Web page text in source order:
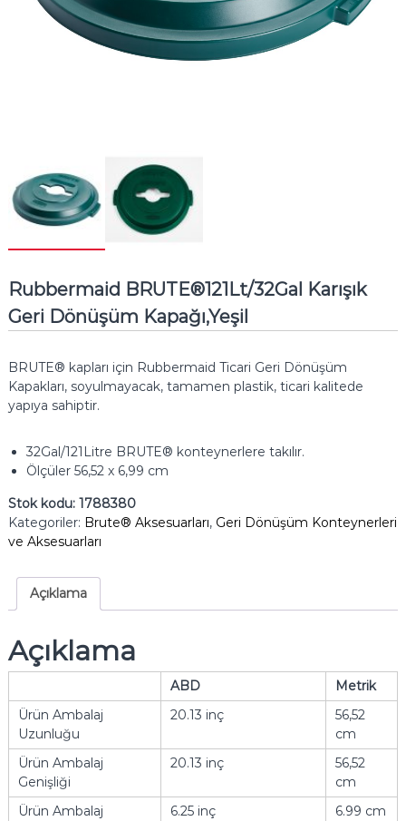
Rubbermaid BRUTE®121Lt/32Gal Karışık
Geri Dönüşüm Kapağı,Yeşil
BRUTE® kapları için Rubbermaid Ticari Geri Dönüşüm
Kapakları, soyulmayacak, tamamen plastik, ticari kalitede
yapıya sahiptir.
32Gal/121Litre BRUTE® konteynerlere takılır.
Ölçüler 56,52 x 6,99 cm
Stok kodu: 1788380
Kategoriler: Brute® Aksesuarları, Geri Dönüşüm Konteynerleri
ve Aksesuarları
Açıklama
Açıklama
ABD
Metrik
Ürün Ambalaj
Uzunluğu
20.13 inç
56,52
cm
Ürün Ambalaj
Genişliği
20.13 inç
56,52
cm
Ürün Ambalaj
6.25 inç 6.99 cm